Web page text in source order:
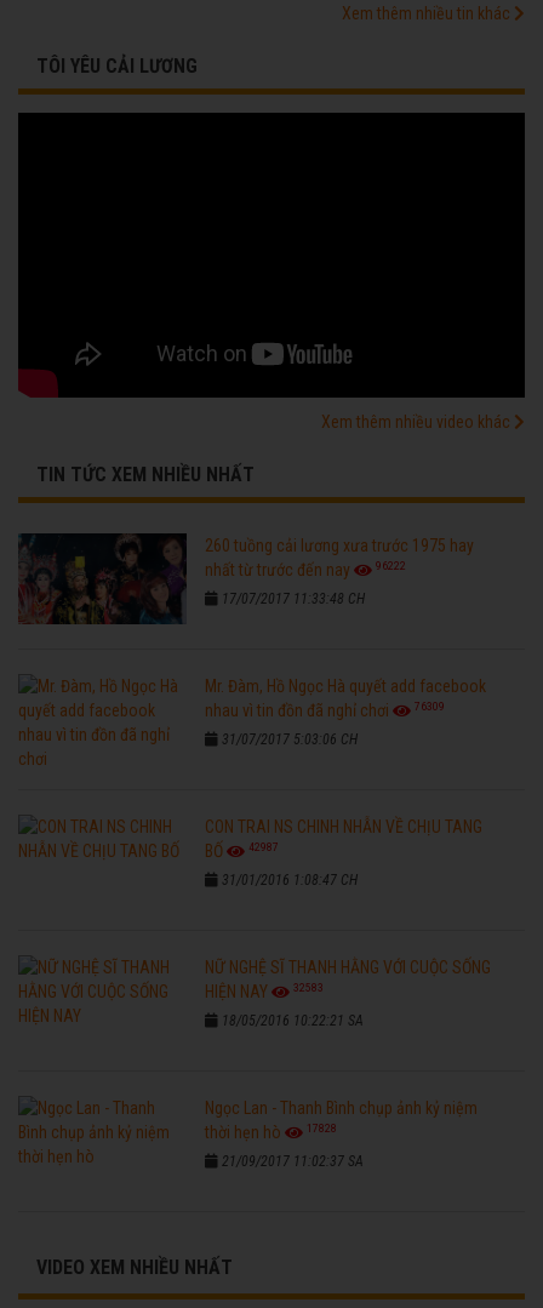
Xem thêm nhiều tin khác
TÔI YÊU CẢI LƯƠNG
Xem thêm nhiều video khác
TIN TỨC XEM NHIỀU NHẤT
260 tuồng cải lương xưa trước 1975 hay
nhất từ trước đến nay
96222
17/07/2017 11:33:48 CH
Mr. Đàm, Hồ Ngọc Hà quyết add facebook
nhau vì tin đồn đã nghỉ chơi
76309
31/07/2017 5:03:06 CH
CON TRAI NS CHINH NHẪN VỀ CHỊU TANG
BỐ
42987
31/01/2016 1:08:47 CH
NỮ NGHỆ SĨ THANH HẰNG VỚI CUỘC SỐNG
HIỆN NAY
32583
18/05/2016 10:22:21 SA
Ngọc Lan - Thanh Bình chụp ảnh kỷ niệm
thời hẹn hò
17828
21/09/2017 11:02:37 SA
VIDEO XEM NHIỀU NHẤT